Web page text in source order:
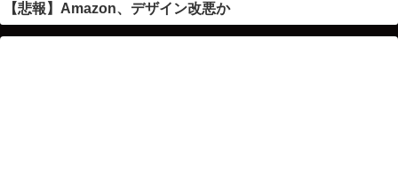
【悲報】Amazon、デザイン改悪か